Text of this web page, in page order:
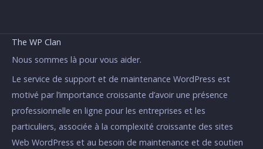
The WP Clan
Nous sommes là pour vous aider.
Le service de support et de maintenance WordPress est
motivé par l’importance croissante d’avoir une présence
professionnelle en ligne pour les entreprises et les
particuliers, associée à la complexité croissante des sites
Web WordPress et au besoin de maintenance et de soutien